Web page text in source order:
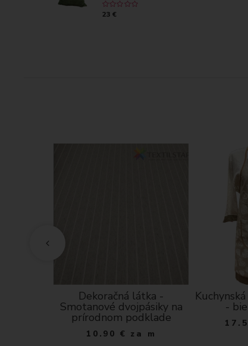
23 €
Dekoračná látka -
Smotanové dvojpásiky na
prírodnom podklade
10.90 € za m
-